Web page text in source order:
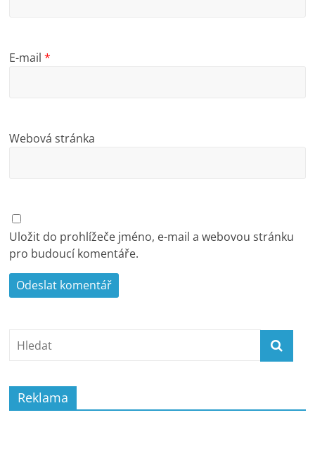
E-mail*
Webová stránka
Uložit do prohlížeče jméno, e-mail a webovou stránku
pro budoucí komentáře.
Reklama